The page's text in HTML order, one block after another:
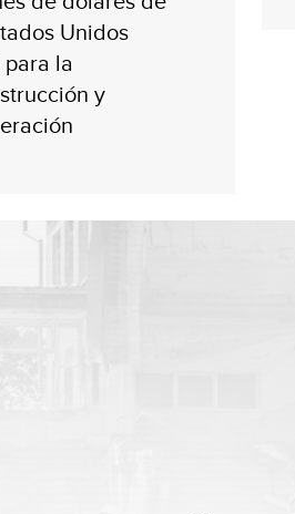
Unidos
para la
y